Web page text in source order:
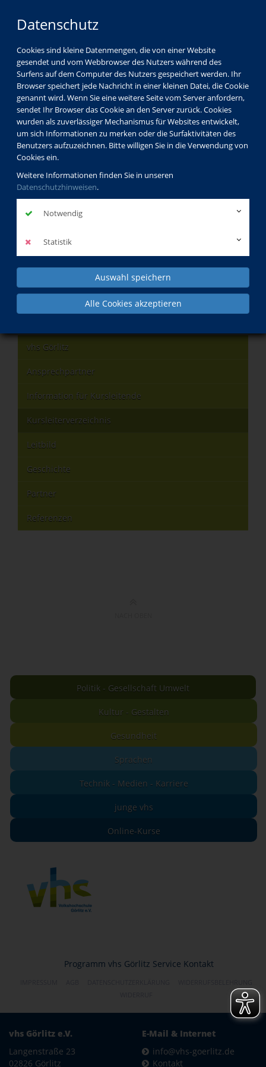
Datenschutz
Cookies sind kleine Datenmengen, die von einer Website
gesendet und vom Webbrowser des Nutzers während des
Surfens auf dem Computer des Nutzers gespeichert werden. Ihr
Browser speichert jede Nachricht in einer kleinen Datei, die Cookie
genannt wird. Wenn Sie eine weitere Seite vom Server anfordern,
sendet Ihr Browser das Cookie an den Server zurück. Cookies
wurden als zuverlässiger Mechanismus für Websites entwickelt,
um sich Informationen zu merken oder die Surfaktivitäten des
Benutzers aufzuzeichnen. Bitte willigen Sie in die Verwendung von
Cookies ein.
Weitere Informationen finden Sie in unseren
Datenschutzhinweisen.
Notwendig
Statistik
Auswahl speichern
Alle Cookies akzeptieren
vhs Görlitz
Kursleiterverzeichnis
Martina Schmidt
Martina Schmidt
Dozentinnenprofil
Kurse der Dozentin
Wann?
Yoga - Fortsetzungskurs
vhs Görlitz
Ansprechpartner
Information für Kursleitende
Kursleiterverzeichnis
Leitbild
Geschichte
Partner
Referenzen
Politik - Gesellschaft Umwelt
Kultur - Gestalten
Gesundheit
Sprachen
Technik - Medien - Karriere
junge vhs
Online-Kurse
Programm vhs Görlitz Service Kontakt
vhs Görlitz e.V.
Langenstraße 23
02826 Görlitz
E-Mail & Internet
info@vhs-goerlitz.de
Kontakt